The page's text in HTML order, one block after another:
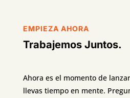
EMPIEZA AHORA
Trabajemos Juntos.
Ahora es el momento de
llevas tiempo en mente.